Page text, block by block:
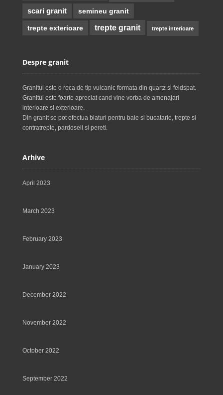
scari granit semineu granit
trepte exterioare trepte granit trepte interioare
Despre granit
Granitul este o roca de tip vulcanic formata din quartz si feldspat.
Granitul este foarte apreciat cand vine vorba de amenajari
interioare si exterioare.
Din granit se pot efectua blaturi pentru baie si bucatarie, trepte si
contratrepte, pardoseli si pereti.
Arhive
April 2023
March 2023
February 2023
January 2023
December 2022
November 2022
October 2022
September 2022